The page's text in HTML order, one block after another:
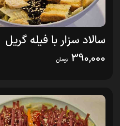
سالاد سزار با فیله گریل
390,000 تومان